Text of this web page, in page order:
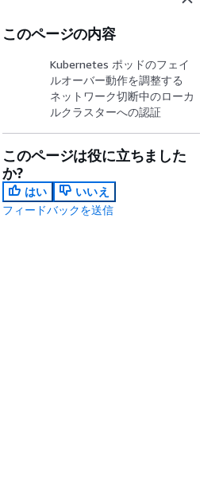
このページの内容
Kubernetes ポッドのフェイ
ルオーバー動作を調整する
ネットワーク切断中のローカ
ルクラスターへの認証
このページは役に立ちました
か?
はい
いいえ
フィードバックを送信